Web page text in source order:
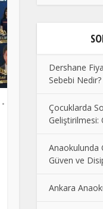
•
Dershane
Sebebi Nedir?
Çocuklarda
Geliştirilmesi:
Anaokulunda
Güven ve
Ankara